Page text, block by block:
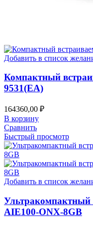
Добавить в список
Компактный
9531(EA)
164360,00 ₽
В корзину
Сравнить
Быстрый просмотр
Добавить в список
Ультракомпактный
AIE100-ONX-8GB